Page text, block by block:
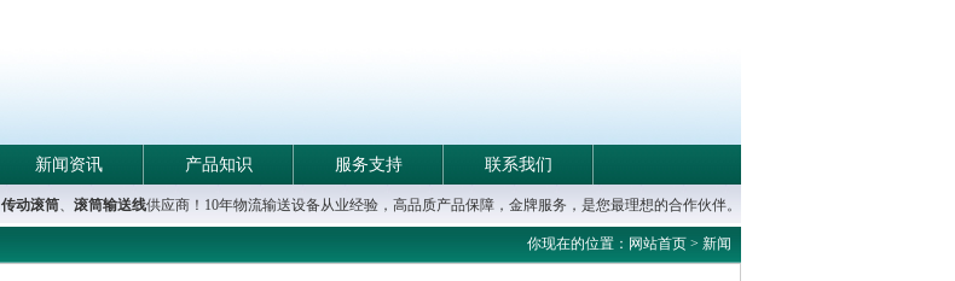
新闻资讯 产品知识 服务支持 联系我们
传动滚筒、 滚筒输送线供应商！10年物流输送设备从业经验，高品质产品保障，金牌服务，是您最理想的合作伙伴。
你现在的位置：网站首页 > 新闻